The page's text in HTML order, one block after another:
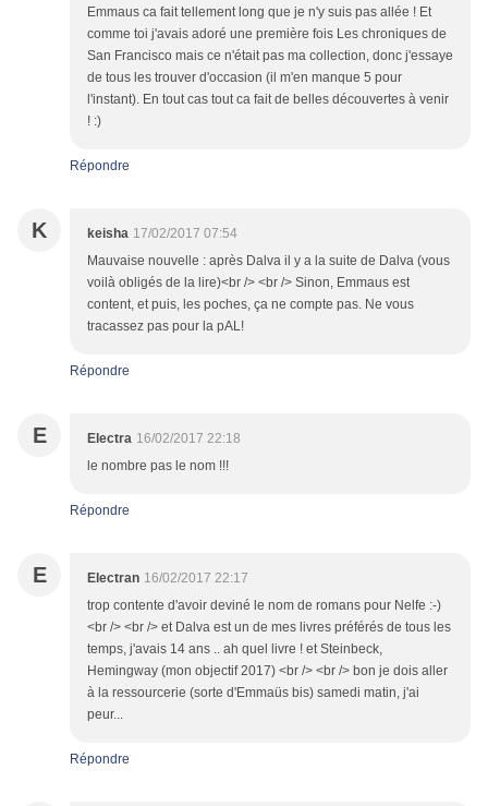
Emmaus ca fait tellement long que je n'y suis pas allée ! Et
comme toi j'avais adoré une première fois Les chroniques de
San Francisco mais ce n'était pas ma collection, donc j'essaye
de tous les trouver d'occasion (il m'en manque 5 pour
l'instant). En tout cas tout ca fait de belles découvertes à venir
! :)
Répondre
K keisha 17/02/2017 07:54
Mauvaise nouvelle : après Dalva il y a la suite de Dalva (vous
voilà obligés de la lire)<br /> <br /> Sinon, Emmaus est
content, et puis, les poches, ça ne compte pas. Ne vous
tracassez pas pour la pAL!
Répondre
E Electra 16/02/2017 22:18
le nombre pas le nom !!!
Répondre
E Electran 16/02/2017 22:17
trop contente d'avoir deviné le nom de romans pour Nelfe :-)
<br /> <br /> et Dalva est un de mes livres préférés de tous les
temps, j'avais 14 ans .. ah quel livre ! et Steinbeck,
Hemingway (mon objectif 2017) <br /> <br /> bon je dois aller
à la ressourcerie (sorte d'Emmaüs bis) samedi matin, j'ai
peur...
Répondre